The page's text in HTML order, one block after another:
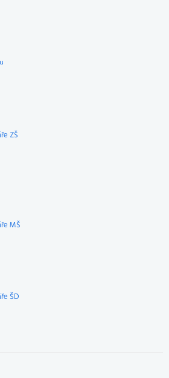
ZŠ
MŠ
ŠD